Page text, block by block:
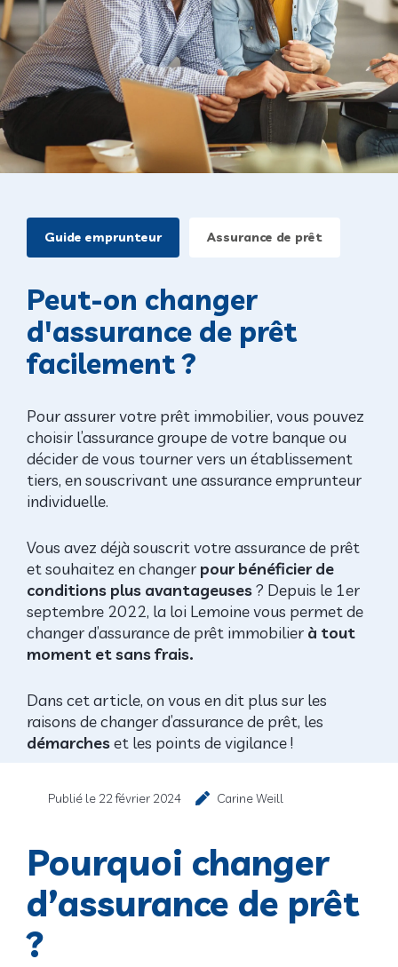
Guide emprunteur Assurance de prêt
Peut-on changer
d'assurance de prêt
facilement ?
Pour assurer votre prêt immobilier, vous pouvez
choisir l’assurance groupe de votre banque ou
décider de vous tourner vers un établissement
tiers, en souscrivant une assurance emprunteur
individuelle.
Vous avez déjà souscrit votre assurance de prêt
et souhaitez en changer pour bénéficier de
conditions plus avantageuses? Depuis le 1er
septembre 2022, la loi Lemoine vous permet de
changer d’assurance de prêt immobilier à tout
moment et sans frais.
Dans cet article, on vous en dit plus sur les
raisons de changer d’assurance de prêt, les
démarcheset les points de vigilance !
Publié le 22 février 2024 Carine Weill
Pourquoi changer
d’assurance de prêt
?